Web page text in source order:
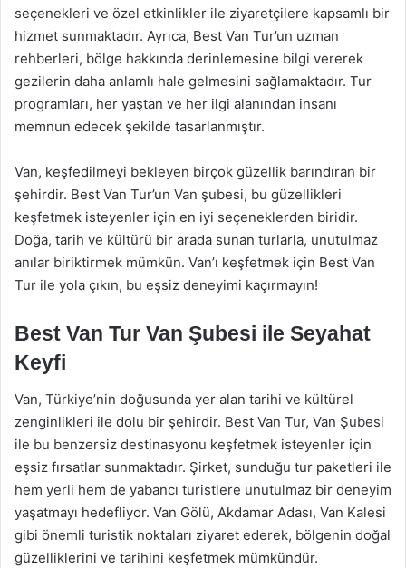
seçenekleri ve özel etkinlikler ile ziyaretçilere kapsamlı bir
hizmet sunmaktadır. Ayrıca, Best Van Tur’un uzman
rehberleri, bölge hakkında derinlemesine bilgi vererek
gezilerin daha anlamlı hale gelmesini sağlamaktadır. Tur
programları, her yaştan ve her ilgi alanından insanı
memnun edecek şekilde tasarlanmıştır.
Van, keşfedilmeyi bekleyen birçok güzellik barındıran bir
şehirdir. Best Van Tur’un Van şubesi, bu güzellikleri
keşfetmek isteyenler için en iyi seçeneklerden biridir.
Doğa, tarih ve kültürü bir arada sunan turlarla, unutulmaz
anılar biriktirmek mümkün. Van’ı keşfetmek için Best Van
Tur ile yola çıkın, bu eşsiz deneyimi kaçırmayın!
Best Van Tur Van Şubesi ile Seyahat
Keyfi
Van, Türkiye’nin doğusunda yer alan tarihi ve kültürel
zenginlikleri ile dolu bir şehirdir. Best Van Tur, Van Şubesi
ile bu benzersiz destinasyonu keşfetmek isteyenler için
eşsiz fırsatlar sunmaktadır. Şirket, sunduğu tur paketleri ile
hem yerli hem de yabancı turistlere unutulmaz bir deneyim
yaşatmayı hedefliyor. Van Gölü, Akdamar Adası, Van Kalesi
gibi önemli turistik noktaları ziyaret ederek, bölgenin doğal
güzelliklerini ve tarihini keşfetmek mümkündür.